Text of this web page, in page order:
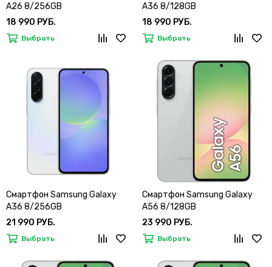
A26 8/256GB
18 990 РУБ.
Выбрать
A36 8/128GB
18 990 РУБ.
Выбрать
Смартфон Samsung Galaxy
A36 8/256GB
21 990 РУБ.
Выбрать
Смартфон Samsung Galaxy
A56 8/128GB
23 990 РУБ.
Выбрать